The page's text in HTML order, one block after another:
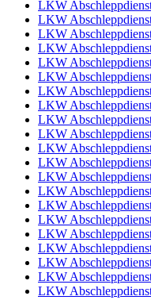
LKW
LKW
LKW
LKW
LKW
LKW
LKW
LKW
LKW
LKW
LKW
LKW
LKW
LKW
LKW
LKW
LKW
LKW
LKW
LKW
LKW